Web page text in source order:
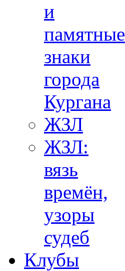
и
памятные
знаки
города
Кургана
ЖЗЛ
ЖЗЛ:
вязь
времён,
узоры
судеб
Клубы